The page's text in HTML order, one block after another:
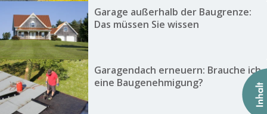
Garage außerhalb der Baugrenze:
Das müssen Sie wissen
Garagendach erneuern: Brauche ich
eine Baugenehmigung?